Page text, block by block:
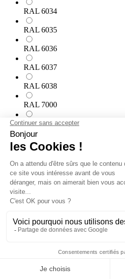
RAL 6034
RAL 6035
RAL 6036
RAL 6037
RAL 6038
RAL 7000
RAL 7001
RAL 7002
RAL 7003
RAL 7004
RAL 7005
RAL 7006
RAL 7008
RAL 7010